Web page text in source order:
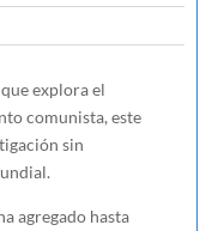
explora el
comunista, este
sin
agregado hasta